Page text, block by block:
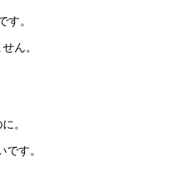
す。
ん。
。
す。